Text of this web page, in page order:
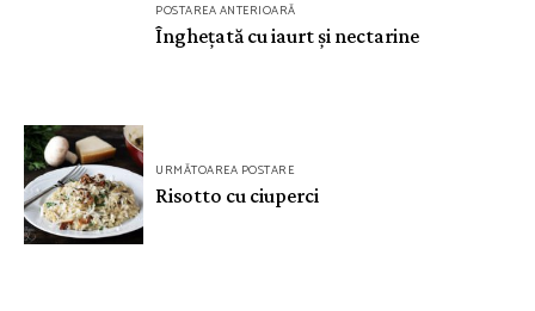
POSTAREA ANTERIOARĂ
Înghețată cu iaurt și nectarine
URMĂTOAREA POSTARE
Risotto cu ciuperci